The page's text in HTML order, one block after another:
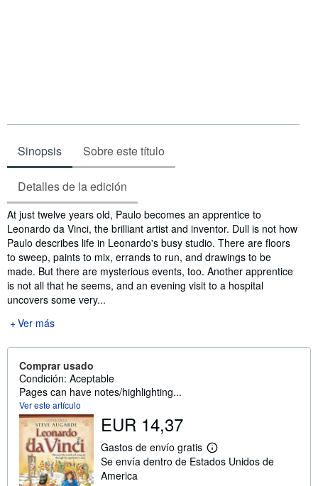
Sinopsis Sobre este título
Detalles de la edición
Sinopsis
At just twelve years old, Paulo becomes an apprentice to
Leonardo da Vinci, the brilliant artist and inventor. Dull is not how
Paulo describes life in Leonardo's busy studio. There are floors
to sweep, paints to mix, errands to run, and drawings to be
made. But there are mysterious events, too. Another apprentice
is not all that he seems, and an evening visit to a hospital
uncovers some very...
Ver más
Comprar usado
Condición: Aceptable
Pages can have notes/highlighting...
Ver este artículo
EUR 14,37
Gastos de envío gratis
M
á
Se envía dentro de Estados Unidos de
America